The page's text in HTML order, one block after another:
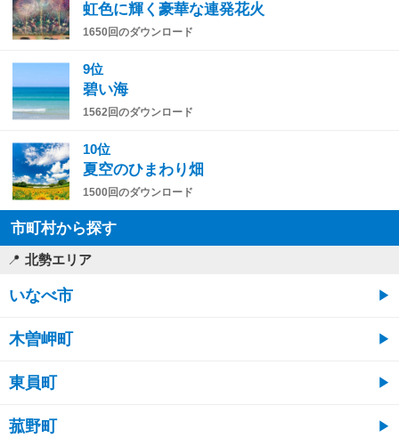
虹色に輝く豪華な連発花火
1650回のダウンロード
9位
碧い海
1562回のダウンロード
10位
夏空のひまわり畑
1500回のダウンロード
市町村から探す
北勢エリア
いなべ市
木曽岬町
東員町
菰野町